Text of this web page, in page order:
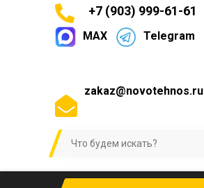
+7 (903) 999-61-61
MAX Telegram
zakaz@novotehnos.ru